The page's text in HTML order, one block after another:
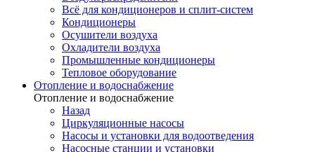
Всё для кондиционеров и сплит-систем
Кондиционеры
Осушители воздуха
Охладители воздуха
Промышленные кондиционеры
Тепловое оборудование
Отопление и водоснабжение
Отопление и водоснабжение
Назад
Циркуляционные насосы
Насосы и установки для водоотведения
Насосные станции и установки